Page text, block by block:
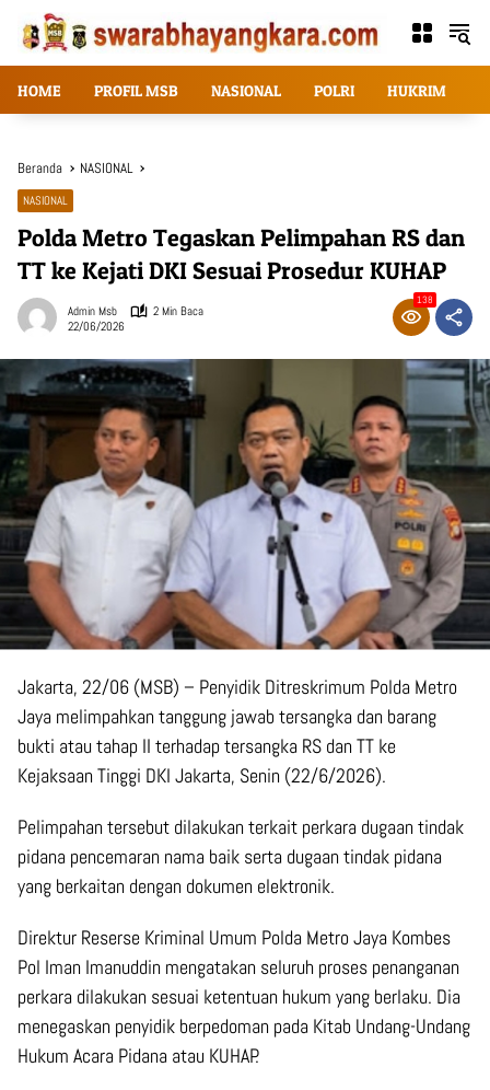
Langsung
konten
HOME PROFIL MSB NASIONAL POLRI HUKRIM
Beranda NASIONAL
NASIONAL
Polda Metro Tegaskan Pelimpahan RS dan
TT ke Kejati DKI Sesuai Prosedur KUHAP
Admin Msb
2 Min Baca
22/06/2026
138
Jakarta, 22/06 (MSB) – Penyidik Ditreskrimum Polda Metro
Jaya melimpahkan tanggung jawab tersangka dan barang
bukti atau tahap II terhadap tersangka RS dan TT ke
Kejaksaan Tinggi DKI Jakarta, Senin (22/6/2026).
Pelimpahan tersebut dilakukan terkait perkara dugaan tindak
pidana pencemaran nama baik serta dugaan tindak pidana
yang berkaitan dengan dokumen elektronik.
Direktur Reserse Kriminal Umum Polda Metro Jaya Kombes
Pol Iman Imanuddin mengatakan seluruh proses penanganan
perkara dilakukan sesuai ketentuan hukum yang berlaku. Dia
menegaskan penyidik berpedoman pada Kitab Undang-Undang
Hukum Acara Pidana atau KUHAP.